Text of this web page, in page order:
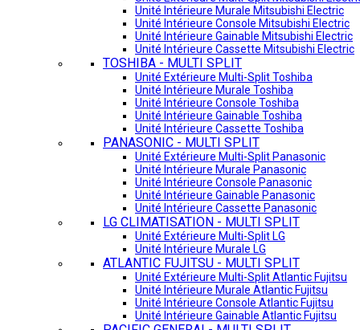
Unité Intérieure Murale Mitsubishi Electric
Unité Intérieure Console Mitsubishi Electric
Unité Intérieure Gainable Mitsubishi Electric
Unité Intérieure Cassette Mitsubishi Electric
TOSHIBA - MULTI SPLIT
Unité Extérieure Multi-Split Toshiba
Unité Intérieure Murale Toshiba
Unité Intérieure Console Toshiba
Unité Intérieure Gainable Toshiba
Unité Intérieure Cassette Toshiba
PANASONIC - MULTI SPLIT
Unité Extérieure Multi-Split Panasonic
Unité Intérieure Murale Panasonic
Unité Intérieure Console Panasonic
Unité Intérieure Gainable Panasonic
Unité Intérieure Cassette Panasonic
LG CLIMATISATION - MULTI SPLIT
Unité Extérieure Multi-Split LG
Unité Intérieure Murale LG
ATLANTIC FUJITSU - MULTI SPLIT
Unité Extérieure Multi-Split Atlantic Fujitsu
Unité Intérieure Murale Atlantic Fujitsu
Unité Intérieure Console Atlantic Fujitsu
Unité Intérieure Gainable Atlantic Fujitsu